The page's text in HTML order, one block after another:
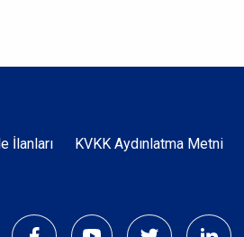
İlanları KVKK Aydınlatma Metni